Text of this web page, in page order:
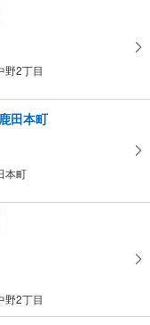
野2丁目
田本町
本町
野2丁目